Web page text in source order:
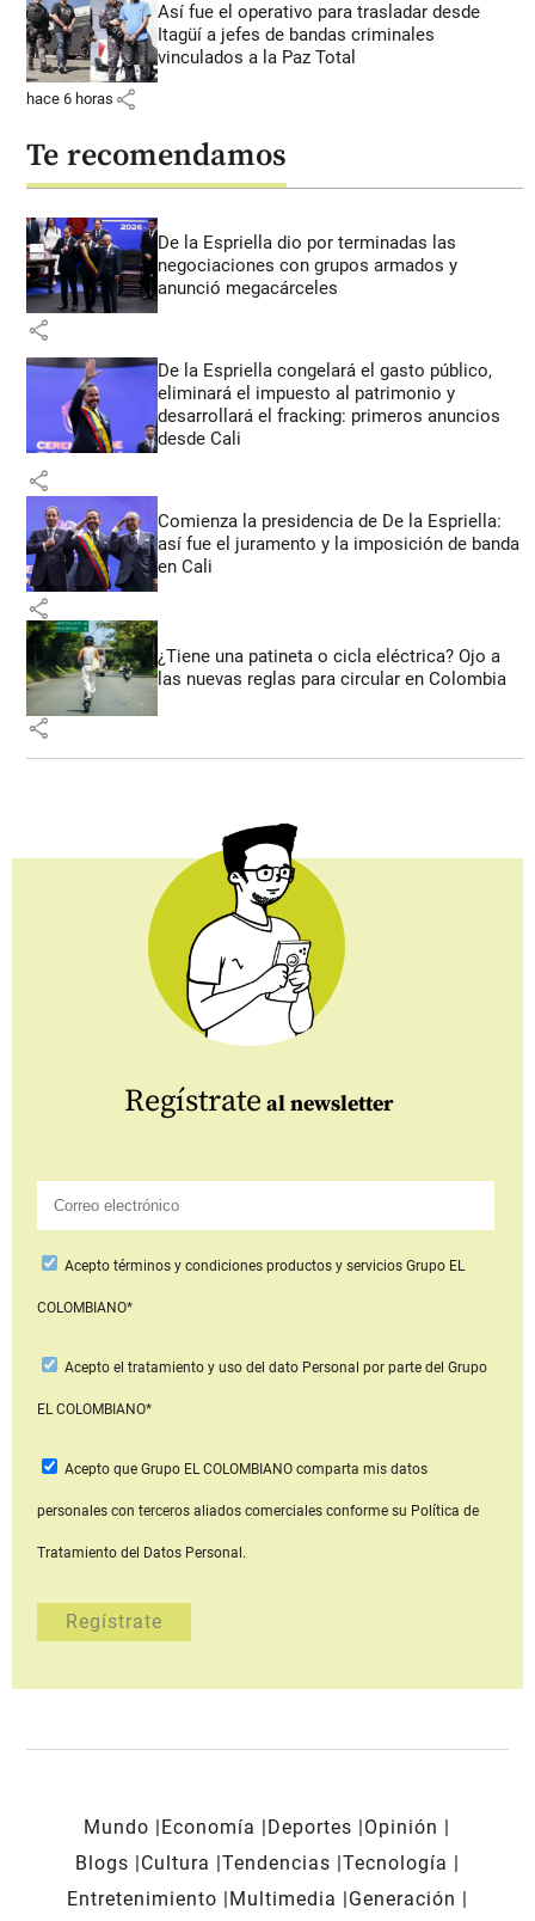
Así fue el operativo para trasladar desde
Itagüí a jefes de bandas criminales
vinculados a la Paz Total
hace 6 horas share
Te recomendamos
De la Espriella dio por terminadas las
negociaciones con grupos armados y
anunció megacárceles
share
De la Espriella congelará el gasto público,
eliminará el impuesto al patrimonio y
desarrollará el fracking: primeros anuncios
desde Cali
share
Comienza la presidencia de De la Espriella:
así fue el juramento y la imposición de banda
en Cali
share
¿Tiene una patineta o cicla eléctrica? Ojo a
las nuevas reglas para circular en Colombia
share
Regístrate al newsletter
Aceptotérminos y condiciones productos y serviciosGrupo EL
COLOMBIANO*
Acepto el tratamiento y uso del dato Personal por parte del Grupo
EL COLOMBIANO*
Acepto que Grupo EL COLOMBIANOcomparta mis datos
personales con terceros aliados comerciales conforme su Política de
Tratamiento del Datos Personal.
Mundo Economía Deportes
Opinión
Blogs
Cultura Tendencias Tecnología
Entretenimiento
Multimedia
Generación